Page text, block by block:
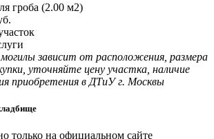
гроба (2.00 м2)
зависит от расположения, размера
уточняйте цену участка, наличие
приобретения в ДТиУ г. Москвы
только на официальном сайте